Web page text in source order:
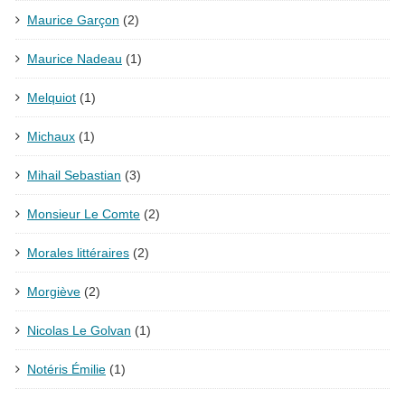
Maurice Garçon (2)
Maurice Nadeau (1)
Melquiot (1)
Michaux (1)
Mihail Sebastian (3)
Monsieur Le Comte (2)
Morales littéraires (2)
Morgiève (2)
Nicolas Le Golvan (1)
Notéris Émilie (1)